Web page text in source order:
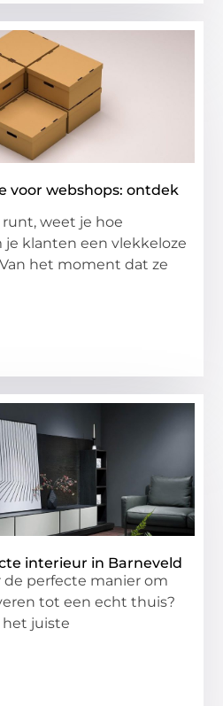
voor webshops: ontdek
weet je hoe
klanten een vlekkeloze
het moment dat ze
interieur in Barneveld
de perfecte manier om
tot een echt thuis?
het juiste